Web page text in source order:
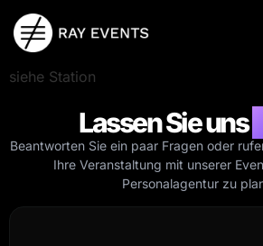
siehe Station
Lassen Sie uns
Beantworten Sie ein paar Fragen oder
Ihre Veranstaltung mit unserer
Personalagentur zu